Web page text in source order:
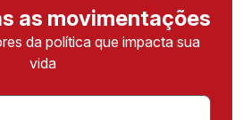
as movimentações
da política que impacta sua
vida